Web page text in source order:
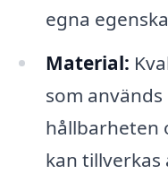
egna
Material:
som
hållbarheten
kan tillverkas